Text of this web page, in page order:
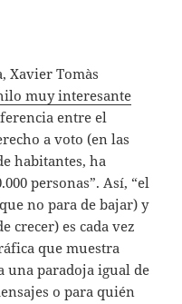
Xavier Tomàs
muy interesante
entre el
a voto (en las
habitantes, ha
personas”. Así, “el
no para de bajar) y
crecer) es cada vez
que muestra
una paradoja igual de
o para quién